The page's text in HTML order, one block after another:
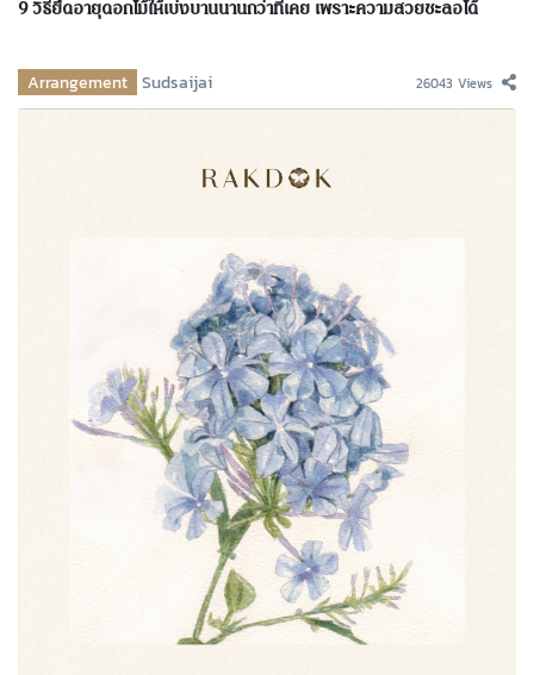
9 วิธียืดอายุดอกไม้ให้เบ่งบานนานกว่าที่เคย เพราะความสวยชะลอได้
Arrangement Sudsaijai 26043 Views